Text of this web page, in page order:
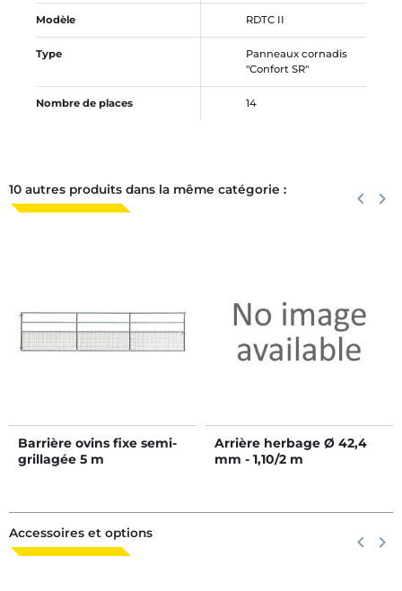
Modèle RDTC II
Type
Panneaux cornadis
"Confort SR"
Nombre de places 14
10 autres produits dans la même catégorie : keyboard_arrow_left keyboard_arrow_right
Barrière ovins fixe semi-
grillagée 5 m
Arrière herbage Ø 42,4
mm - 1,10/2 m
Accessoires et options keyboard_arrow_left keyboard_arrow_right